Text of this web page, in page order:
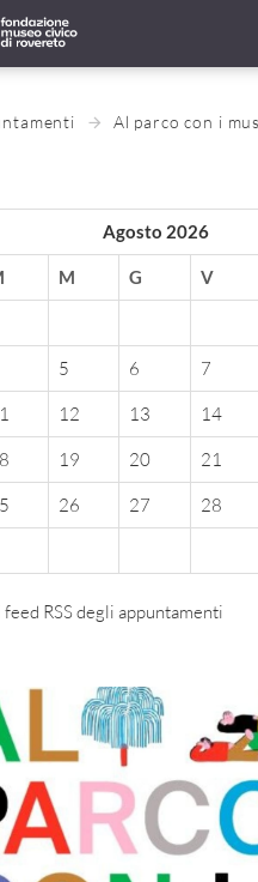
Al parco con i
Agosto 2026
M G V
5 6 7
12 13 14
19 20 21
26 27 28
RSS degli appuntamenti